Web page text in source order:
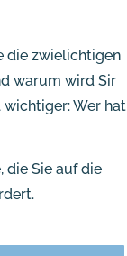
die zwielichtigen
warum wird Sir
wichtiger: Wer hat
die Sie auf die